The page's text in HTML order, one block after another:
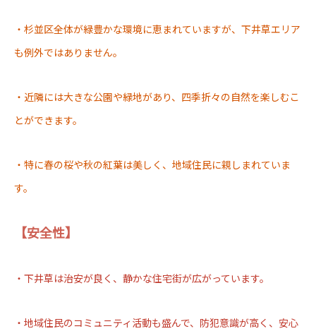
・杉並区全体が緑豊かな環境に恵まれていますが、下井草エリア
も例外ではありません。
・近隣には大きな公園や緑地があり、四季折々の自然を楽しむこ
とができます。
・特に春の桜や秋の紅葉は美しく、地域住民に親しまれていま
す。
【安全性】
・下井草は治安が良く、静かな住宅街が広がっています。
・地域住民のコミュニティ活動も盛んで、防犯意識が高く、安心